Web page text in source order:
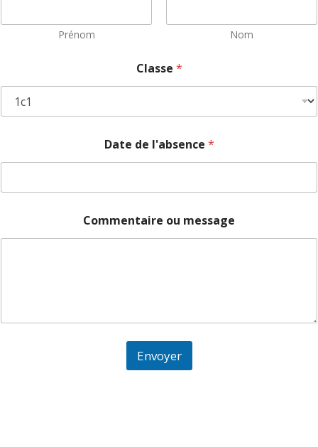
Prénom Nom
Classe *
Date de l'absence *
Commentaire ou message
Envoyer